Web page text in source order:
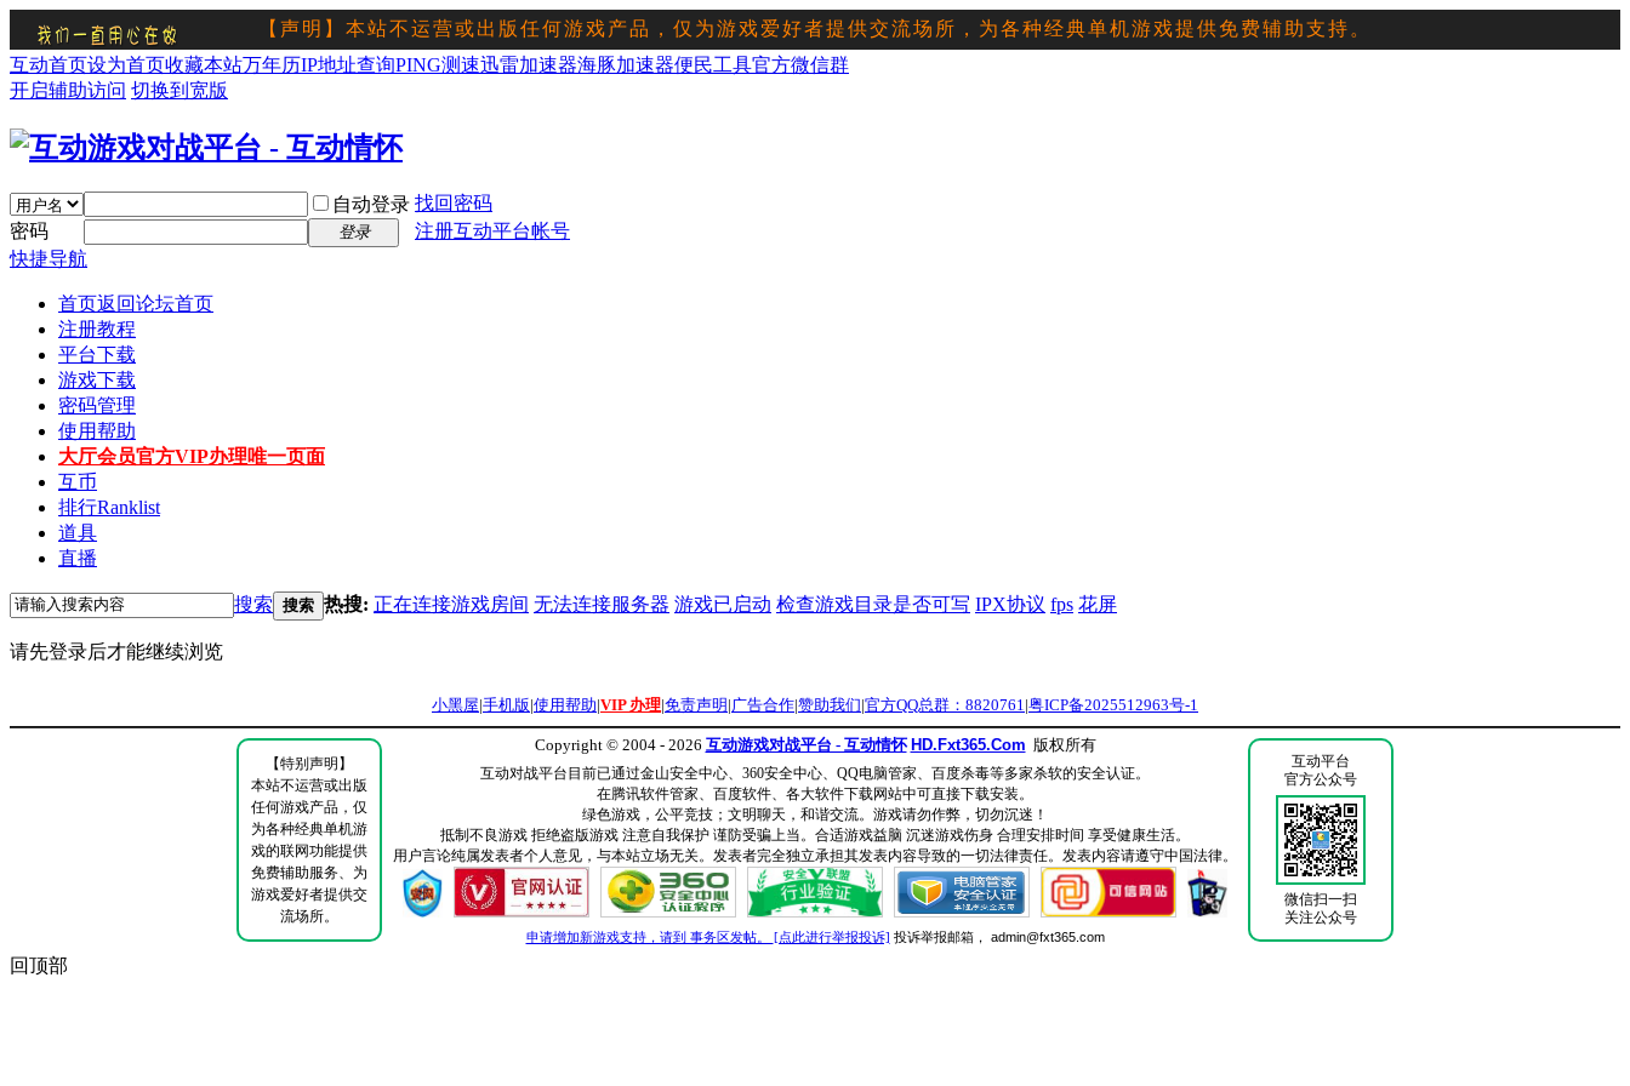
【声明】本站不运营或出版任何游戏产品，仅为游戏爱好者提供交流场所，为各种经典单机游戏提供免费辅助支持。
流星 罗马 帝国 征服者 魔兽 星际 红警 突袭 直播频道 下载平台 会员 互币
互动首页设为首页收藏本站万年历IP地址查询PING测速迅雷加速器海豚加速器便民工具官方微信群
开启辅助访问 切换到宽版
自动登录 找回密码
密码
登录
注册互动平台帐号
快捷导航
首页返回论坛首页
注册教程
平台下载
游戏下载
密码管理
使用帮助
大厅会员官方VIP办理唯一页面
互币
排行Ranklist
道具
直播
搜索 搜索 热搜: 正在连接游戏房间 无法连接服务器 游戏已启动 检查游戏目录是否可写 IPX协议 fps 花屏
请先登录后才能继续浏览
小黑屋|手机版|使用帮助|VIP 办理|免责声明 |广告合作|赞助我们|官方QQ总群：8820761 |粤ICP备2025512963号-1
Copyright © 2004 - 2026 互动游戏对战平台 - 互动情怀 HD.Fxt365.Com 版权所有
【特别声明】
本站不运营或出版
任何游戏产品，仅
为各种经典单机游
戏的联网功能提供
免费辅助服务、为
游戏爱好者提供交
流场所。
互动对战平台目前已通过金山安全中心、360安全中心、QQ电脑管家、百度杀毒等多家杀软的安全认证。
在腾讯软件管家、百度软件、各大软件下载网站中可直接下载安装。
绿色游戏，公平竞技；文明聊天，和谐交流。游戏请勿作弊，切勿沉迷！
抵制不良游戏 拒绝盗版游戏 注意自我保护 谨防受骗上当。合适游戏益脑 沉迷游戏伤身 合理安排时间 享受健康生活。
用户言论纯属发表者个人意见，与本站立场无关。发表者完全独立承担其发表内容导致的一切法律责任。发表内容请遵守中国法律。
申请增加新游戏支持，请到 事务区发帖。 [点此进行举报投诉] 投诉举报邮箱， admin@fxt365.com
互动平台
官方公众号
微信扫一扫
关注公众号
回顶部